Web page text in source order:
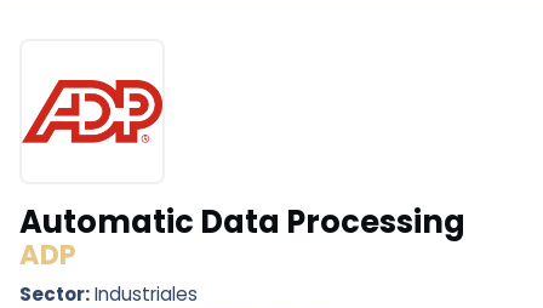
Automatic Data Processing
ADP
Sector:Industriales